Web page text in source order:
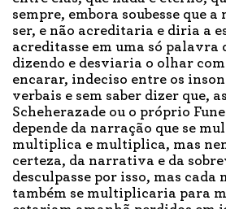
sempre, embora soubesse que
ser, e não acreditaria e diria a
acreditasse em uma só palavra
dizendo e desviaria o olhar
encarar, indeciso entre os
verbais e sem saber dizer que,
Scheherazade ou o próprio
depende da narração que se
multiplica e multiplica, mas
certeza, da narrativa e da
desculpasse por isso, mas cada
também se multiplicaria para